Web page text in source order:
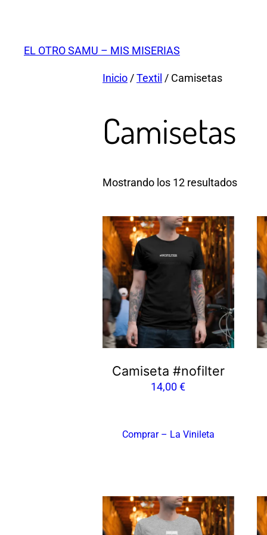
contenido
EL OTRO SAMU – MIS MISERIAS
Inicio/Textil / Camisetas
Camisetas
Mostrando los 12 resultados
Camiseta #nofilter
14,00€
Comprar – La Vinileta